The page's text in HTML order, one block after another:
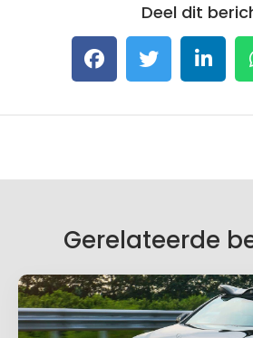
Deel dit
Gerelateerde